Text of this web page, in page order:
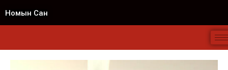
Номын Сан